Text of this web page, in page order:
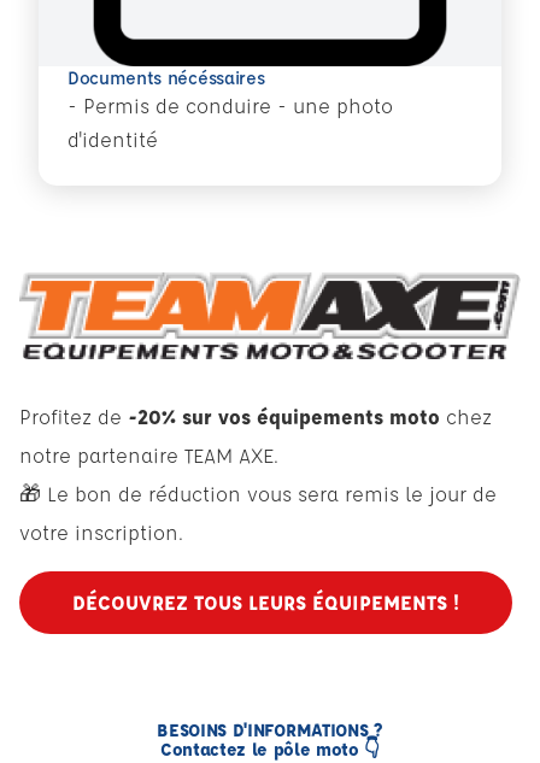
Documents nécéssaires
- Permis de conduire - une photo
d'identité
Profitez de -20% sur vos équipements moto chez
notre partenaire TEAM AXE.
🎁 Le bon de réduction vous sera remis le jour de
votre inscription.
DÉCOUVREZ TOUS LEURS ÉQUIPEMENTS !
BESOINS D'INFORMATIONS ?
Contactez le pôle moto 👇